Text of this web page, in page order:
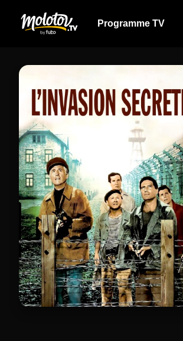
Programme TV